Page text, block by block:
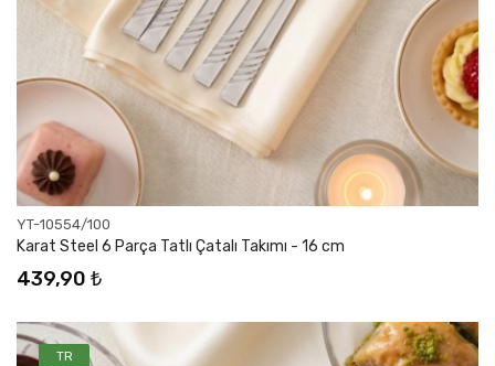
YT-10554/100
Karat Steel 6 Parça Tatlı Çatalı Takımı - 16 cm
439,90 ₺
TR